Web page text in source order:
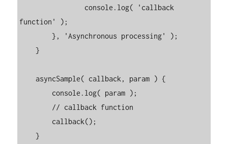
function' );
        }, 'Asynchronous processing' );
    }
    asyncSample( callback, param ) {
    }